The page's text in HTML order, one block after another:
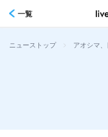
一覧
ニューストップ > アオシマ